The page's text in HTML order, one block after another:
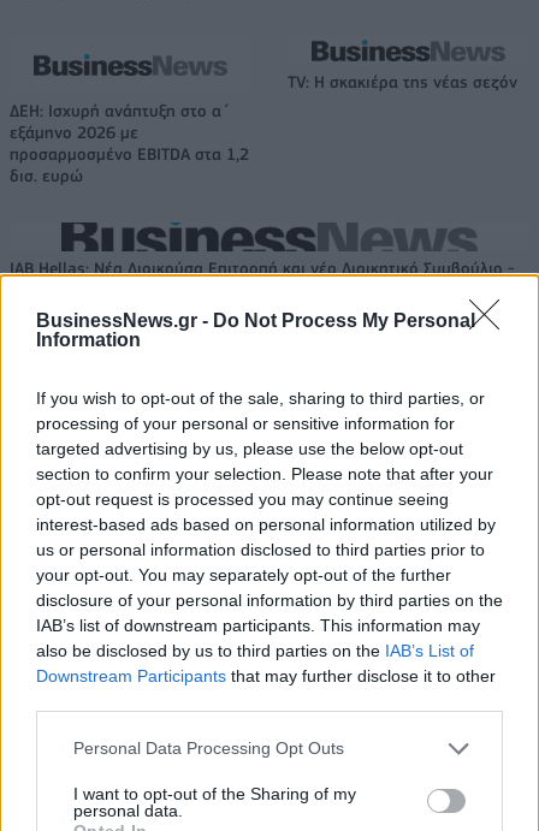
BusinessNews.gr - Do Not Process My Personal
Information
If you wish to opt-out of the sale, sharing to third parties, or
processing of your personal or sensitive information for
targeted advertising by us, please use the below opt-out
section to confirm your selection. Please note that after your
opt-out request is processed you may continue seeing
interest-based ads based on personal information utilized by
us or personal information disclosed to third parties prior to
your opt-out. You may separately opt-out of the further
disclosure of your personal information by third parties on the
IAB’s list of downstream participants. This information may
also be disclosed by us to third parties on the IAB’s List of
Downstream Participants that may further disclose it to other
Personal Data Processing Opt Outs
I want to opt-out of the Sharing of my
personal data.
ΔΕΗ: Ισχυρή ανάπτυξη στο α΄
εξάμηνο 2026 με
προσαρμοσμένο EBITDA στα 1,2
δισ. ευρώ
TV: Η σκακιέρα της νέας σεζόν
IAB Hellas: Νέα Διοικούσα Επιτροπή και νέο Διοικητικό Συμβούλιο -
την κορυφή της
αποδοτικότητας
δολάρια στην KG Mobility
Το FIAT 500 Hybrid τώρα από 18.990 ευρώ
Ντουράντ: "Ο Γιάννης θα
μπορούσε να 'ναι ο κορυφαίος
όλων"! (vid)
Οι διακοπές των Γάλλων του
Παναθηναϊκού με τέσσερις
συμπατριώτες τους στη Μύκονο
(pic)
– Κύπρου